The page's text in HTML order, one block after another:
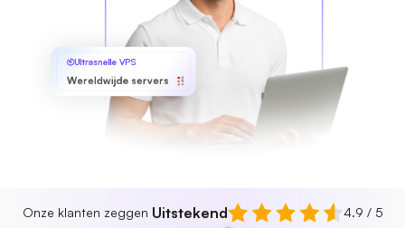
Ultrasnelle VPS
Wereldwijde servers
Onze klanten zeggen Uitstekend
4.9 / 5